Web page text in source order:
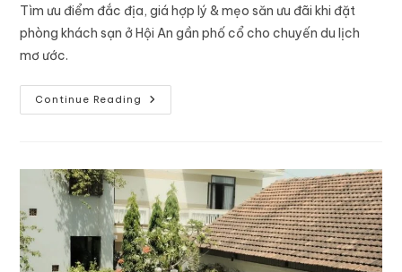
Tìm ưu điểm đắc địa, giá hợp lý & mẹo săn ưu đãi khi đặt
phòng khách sạn ở Hội An gần phố cổ cho chuyến du lịch
mơ ước.
Continue Reading